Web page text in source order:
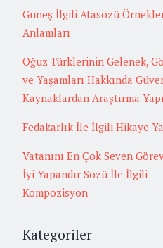
Güneş İlgili Atasözü
Anlamları
Oğuz Türklerinin Gelenek,
ve Yaşamları Hakkında
Kaynaklardan Araştırma
Fedakarlık İle İlgili Hikaye
Vatanını En Çok Seven
İyi Yapandır Sözü İle İlgili
Kompozisyon
Kategoriler